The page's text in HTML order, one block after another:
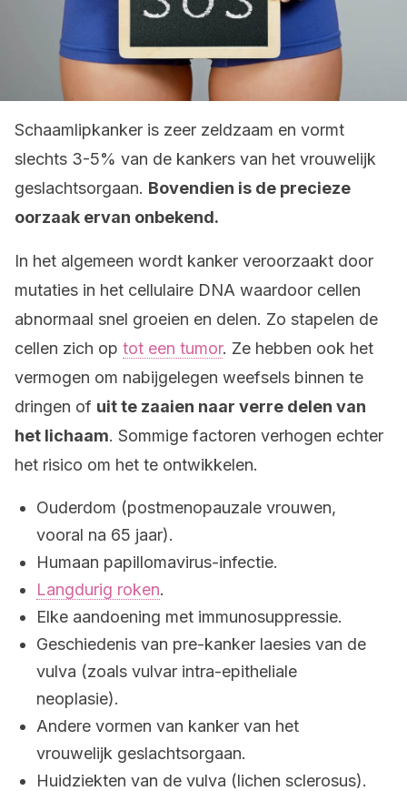
Schaamlipkanker is zeer zeldzaam en vormt
slechts 3-5% van de kankers van het vrouwelijk
geslachtsorgaan. Bovendien is de precieze
oorzaak ervan onbekend.
In het algemeen wordt kanker veroorzaakt door
mutaties in het cellulaire DNA waardoor cellen
abnormaal snel groeien en delen. Zo stapelen de
cellen zich op tot een tumor. Ze hebben ook het
vermogen om nabijgelegen weefsels binnen te
dringen of uit te zaaien naar verre delen van
het lichaam. Sommige factoren verhogen echter
het risico om het te ontwikkelen.
Ouderdom (postmenopauzale vrouwen,
vooral na 65 jaar).
Humaan papillomavirus-infectie.
Langdurig roken.
Elke aandoening met immunosuppressie.
Geschiedenis van pre-kanker laesies van de
vulva (zoals vulvar intra-epitheliale
neoplasie).
Andere vormen van kanker van het
vrouwelijk geslachtsorgaan.
Huidziekten van de vulva (lichen sclerosus).